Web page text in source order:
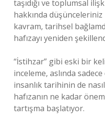
taşıdığı ve toplumsal
hakkında
kavram, tarihsel
hafızayı yeniden
“İstihzar” gibi eski bir
inceleme, aslında
insanlık tarihinin de
hafızanın ne kadar
tartışma başlatıyor.